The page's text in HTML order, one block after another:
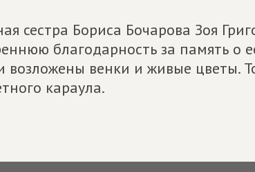
сестра Бориса Бочарова Зоя
благодарность за память о
возложены венки и живые цветы.
караула.